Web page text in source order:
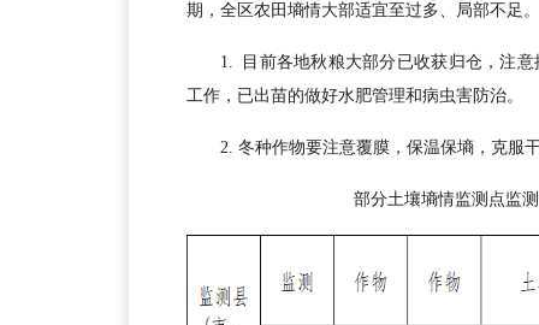
期，全区农田墒情大部适宜至过多、局部不足
1. 目前各地秋粮大部分已收获归仓，注
工作，已出苗的做好水肥管理和病虫害防治。
2. 冬种作物要注意覆膜，保温保墒，克服
部分土壤墒情监测点